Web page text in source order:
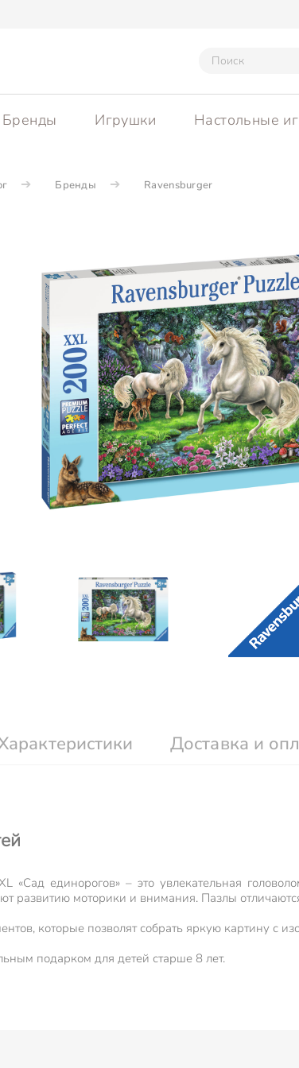
Бренды Игрушки Настольные
Бренды Ravensburger
Доставка и
«Сад единорогов» – это увлекательная
развитию моторики и внимания. Пазлы
которые позволят собрать яркую картину с
подарком для детей старше 8 лет.